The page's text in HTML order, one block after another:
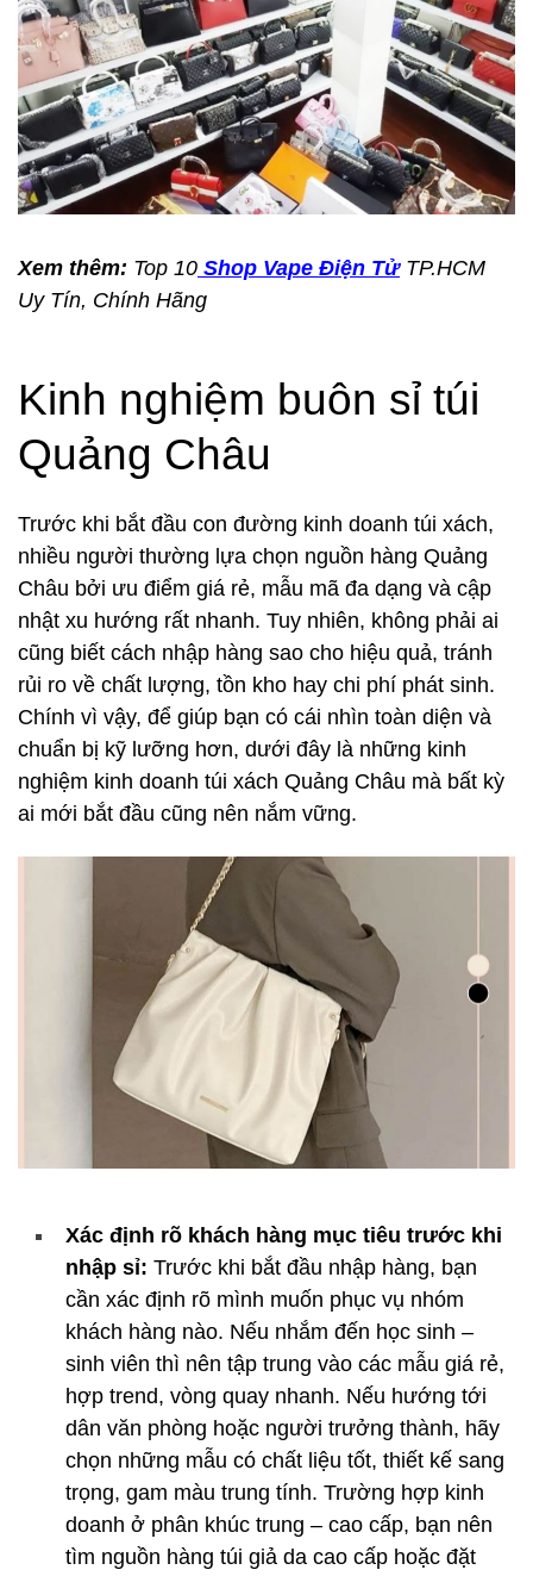
Xem thêm: Top 10 Shop Vape Điện Tử TP.HCM
Uy Tín, Chính Hãng
Kinh nghiệm buôn sỉ túi
Quảng Châu
Trước khi bắt đầu con đường kinh doanh túi xách,
nhiều người thường lựa chọn nguồn hàng Quảng
Châu bởi ưu điểm giá rẻ, mẫu mã đa dạng và cập
nhật xu hướng rất nhanh. Tuy nhiên, không phải ai
cũng biết cách nhập hàng sao cho hiệu quả, tránh
rủi ro về chất lượng, tồn kho hay chi phí phát sinh.
Chính vì vậy, để giúp bạn có cái nhìn toàn diện và
chuẩn bị kỹ lưỡng hơn, dưới đây là những kinh
nghiệm kinh doanh túi xách Quảng Châu mà bất kỳ
ai mới bắt đầu cũng nên nắm vững.
Xác định rõ khách hàng mục tiêu trước khi
nhập sỉ: Trước khi bắt đầu nhập hàng, bạn
cần xác định rõ mình muốn phục vụ nhóm
khách hàng nào. Nếu nhắm đến học sinh –
sinh viên thì nên tập trung vào các mẫu giá rẻ,
hợp trend, vòng quay nhanh. Nếu hướng tới
dân văn phòng hoặc người trưởng thành, hãy
chọn những mẫu có chất liệu tốt, thiết kế sang
trọng, gam màu trung tính. Trường hợp kinh
doanh ở phân khúc trung – cao cấp, bạn nên
tìm nguồn hàng túi giả da cao cấp hoặc đặt